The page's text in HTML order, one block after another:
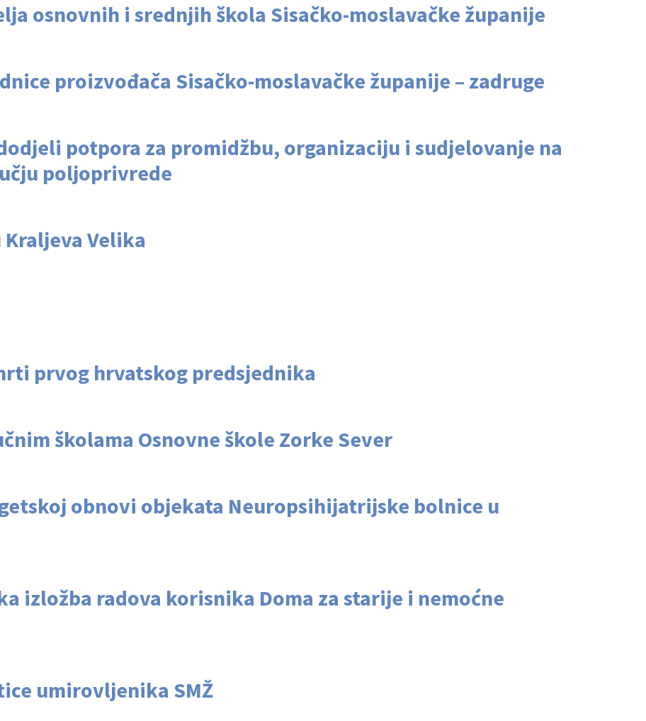
osnovnih i srednjih škola Sisačko-moslavačke županije
proizvođača Sisačko-moslavačke županije – zadruge
potpora za promidžbu, organizaciju i sudjelovanje na
poljoprivrede
Velika
prvog hrvatskog predsjednika
školama Osnovne škole Zorke Sever
obnovi objekata Neuropsihijatrijske bolnice u
izložba radova korisnika Doma za starije i nemoćne
umirovljenika SMŽ